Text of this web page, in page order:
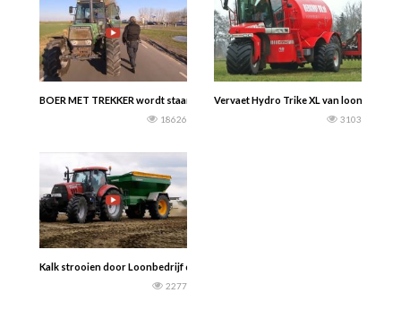
BOER MET TREKKER wordt staande gehouden! Wat nu weer………?? Traffic
18626
Vervaet Hydro Trike XL van loonbedrijf
3103
Kalk strooien door Loonbedrijf de Regt BV met een Case IH Puma 160 CVX &
2277